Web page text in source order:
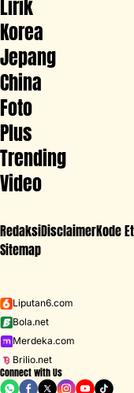
Iklan -
Lirik
Korea
Jepang
China
Foto
Plus
Trending
Video
RedaksiDisclaimerKode
Sitemap
Liputan6.com
Bola.net
Merdeka.com
Brilio.net
Connect with Us
D ACADEMY 8 Raisa